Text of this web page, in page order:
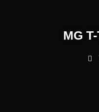
MG